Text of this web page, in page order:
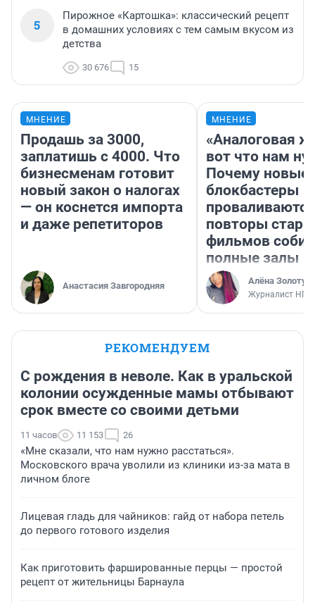
5
Пирожное «Картошка»: классический рецепт
в домашних условиях с тем самым вкусом из
детства
30 676 15
МНЕНИЕ
Продашь за 3000,
заплатишь с 4000. Что
бизнесменам готовит
новый закон о налогах
— он коснется импорта
и даже репетиторов
Анастасия Завгородняя
МНЕНИЕ
«Аналоговая
вот что нам
Почему новые
блокбастеры
повторы
фильмов
полные залы
Алёна
Журналист НГС
РЕКОМЕНДУЕМ
С рождения в неволе. Как в уральской
колонии осужденные мамы отбывают
срок вместе со своими детьми
11 часов 11 153 26
«Мне сказали, что нам нужно расстаться».
Московского врача уволили из клиники из-за мата в
личном блоге
Лицевая гладь для чайников: гайд от набора петель
до первого готового изделия
Как приготовить фаршированные перцы — простой
рецепт от жительницы Барнаула